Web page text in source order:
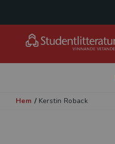
Hem / Kerstin Roback